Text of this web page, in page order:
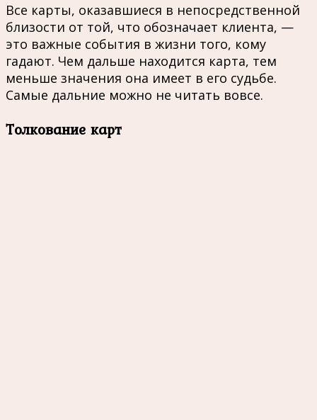
Все карты, оказавшиеся в непосредственной
близости от той, что обозначает клиента, —
это важные события в жизни того, кому
гадают. Чем дальше находится карта, тем
меньше значения она имеет в его судьбе.
Самые дальние можно не читать вовсе.
Толкование карт